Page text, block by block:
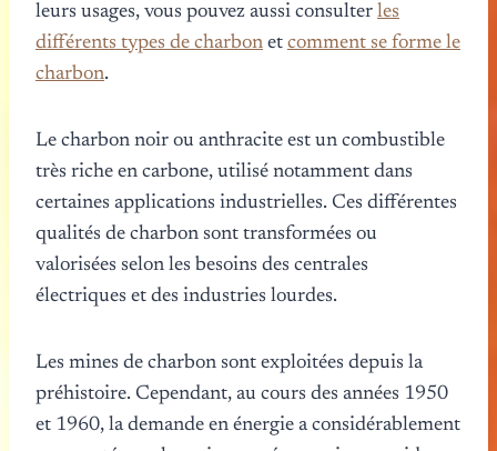
leurs usages, vous pouvez aussi consulter les
différents types de charbon et comment se forme le
charbon.
Le charbon noir ou anthracite est un combustible
très riche en carbone, utilisé notamment dans
certaines applications industrielles. Ces différentes
qualités de charbon sont transformées ou
valorisées selon les besoins des centrales
électriques et des industries lourdes.
Les mines de charbon sont exploitées depuis la
préhistoire. Cependant, au cours des années 1950
et 1960, la demande en énergie a considérablement